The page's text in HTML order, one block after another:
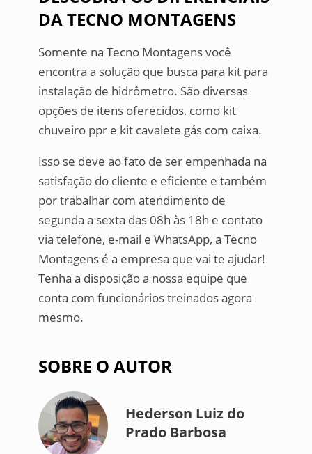
DA TECNO MONTAGENS
Somente na Tecno Montagens você
encontra a solução que busca para kit para
instalação de hidrômetro. São diversas
opções de itens oferecidos, como kit
chuveiro ppr e kit cavalete gás com caixa.
Isso se deve ao fato de ser empenhada na
satisfação do cliente e eficiente e também
por trabalhar com atendimento de
segunda a sexta das 08h às 18h e contato
via telefone, e-mail e WhatsApp, a Tecno
Montagens é a empresa que vai te ajudar!
Tenha a disposição a nossa equipe que
conta com funcionários treinados agora
mesmo.
SOBRE O AUTOR
Hederson Luiz do
Prado Barbosa